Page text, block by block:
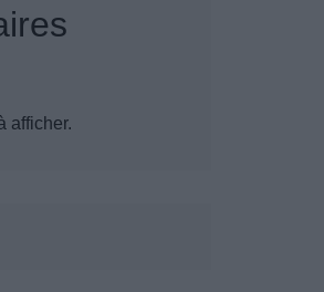
afficher.